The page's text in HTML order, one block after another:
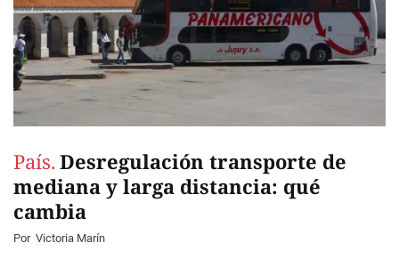
País. Desregulación transporte de
mediana y larga distancia: qué
cambia
Por Victoria Marín